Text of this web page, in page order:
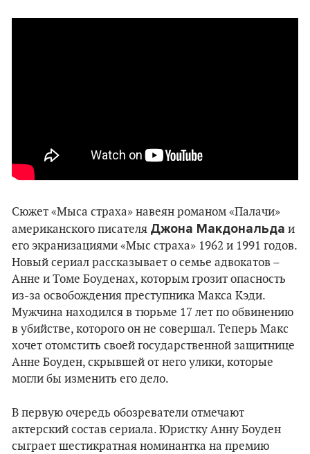
Сюжет «Мыса страха» навеян романом «Палачи»
американского писателя Джона Макдональда и
его экранизациями «Мыс страха» 1962 и 1991 годов.
Новый сериал рассказывает о семье адвокатов –
Анне и Томе Боуденах, которым грозит опасность
из-за освобождения преступника Макса Кэди.
Мужчина находился в тюрьме 17 лет по обвинению
в убийстве, которого он не совершал. Теперь Макс
хочет отомстить своей государственной защитнице
Анне Боуден, скрывшей от него улики, которые
могли бы изменить его дело.
В первую очередь обозреватели отмечают
актерский состав сериала. Юристку Анну Боуден
сыграет шестикратная номинантка на премию